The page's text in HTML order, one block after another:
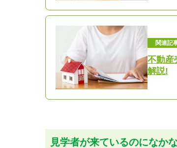
関連記
不動産
解説!
見学者が来ているのになか